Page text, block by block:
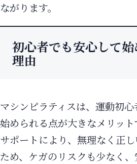
ながります。
初心者でも安心して始
理由
マシンピラティスは、運動初
始められる点が大きなメリッ
サポートにより、無理なく正
ため、ケガのリスクも少なく